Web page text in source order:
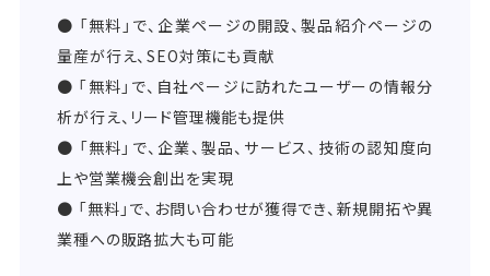
● 「無料」で、企業ページの開設、製品紹介ページの
量産が行え、SEO対策にも貢献
● 「無料」で、自社ページに訪れたユーザーの情報分
析が行え、リード管理機能も提供
● 「無料」で、企業、製品、サービス、技術の認知度向
上や営業機会創出を実現
● 「無料」で、お問い合わせが獲得でき、新規開拓や異
業種への販路拡大も可能